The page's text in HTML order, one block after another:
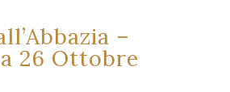
–
26 Ottobre